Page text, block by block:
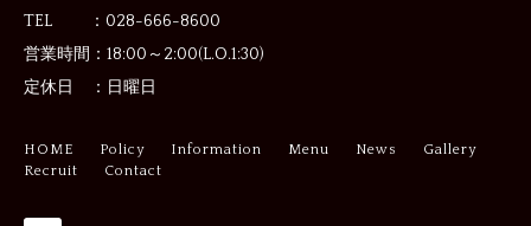
TEL ：028-666-8600
営業時間： 18:00～2:00(L.O.1:30)
定休日 ： 日曜日
HOME Policy Information Menu News
Gallery
Recruit
Contact